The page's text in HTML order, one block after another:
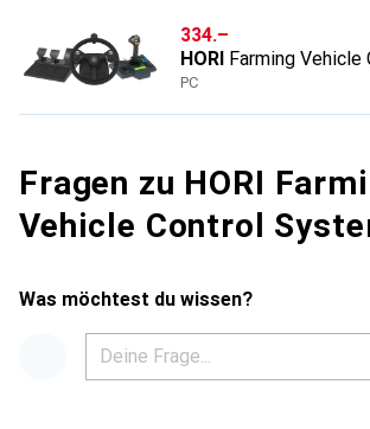
CHF
334.–
HORI Farming
PC
Fragen zu HORI
Vehicle Control
Was möchtest du wissen?